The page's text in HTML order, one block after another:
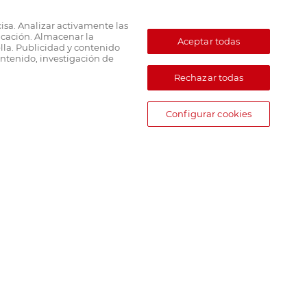
Analizar activamente las
Almacenar la
Publicidad y contenido
investigación de
Aceptar todas
Rechazar todas
Configurar cookies